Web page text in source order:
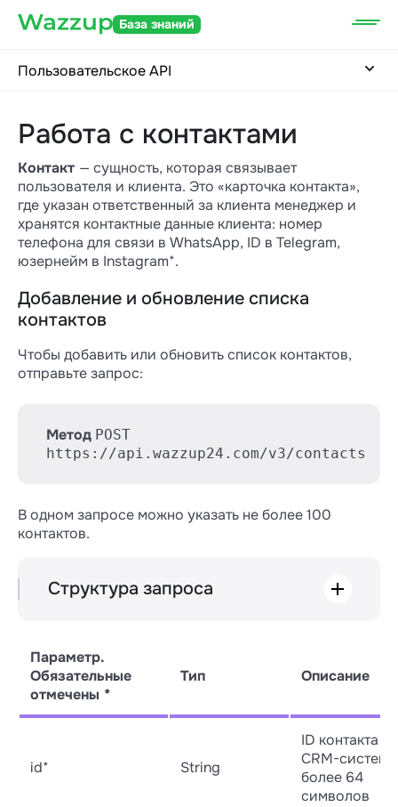
База знаний
Пользовательское API
Работа с контактами
Контакт — сущность, которая связывает
пользователя и клиента. Это «карточка контакта»,
где указан ответственный за клиента менеджер и
хранятся контактные данные клиента: номер
телефона для связи в WhatsApp, ID в Telegram,
юзернейм в Instagram*.
Добавление и обновление списка
контактов
Чтобы добавить или обновить список контактов,
отправьте запрос:
Метод POST
https://api.wazzup24.com/v3/contacts
В одном запросе можно указать не более 100
контактов.
Структура запроса
└── [ ] (array)
    ├── id *
    ├── responsibleUserId *
    ├── name *
├── contactData[] * (array of
    │   ├── chatId *
Параметр.
Обязательные
отмечены *
Тип Описание
id* String
ID контакта в
CRM-
более 64
символов